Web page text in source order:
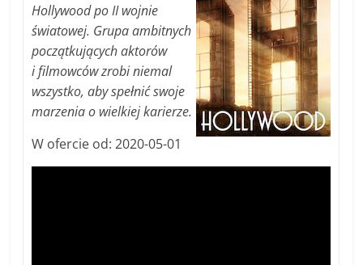
Hollywood po II wojnie
światowej. Grupa ambitnych
początkujących aktorów
i filmowców zrobi niemal
wszystko, aby spełnić swoje
marzenia o wielkiej karierze.
W ofercie od: 2020-05-01